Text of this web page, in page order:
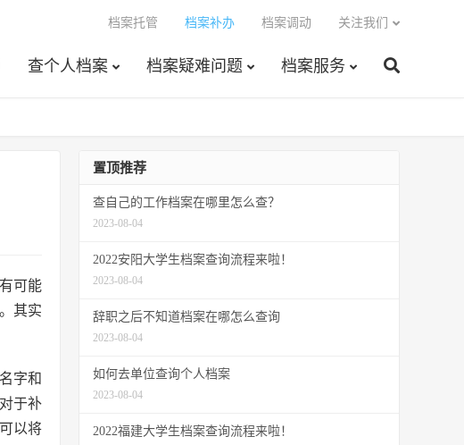
查个人档案 档案疑难问题 档案服务
档案托管 档案补办 档案调动 关注我们
可能
其实
字和
于补
以将
置顶推荐
查自己的工作档案在哪里怎么查？
2023-08-04
2022安阳大学生档案查询流程来啦！
2023-08-04
辞职之后不知道档案在哪怎么查询
2023-08-04
如何去单位查询个人档案
2023-08-04
2022福建大学生档案查询流程来啦！